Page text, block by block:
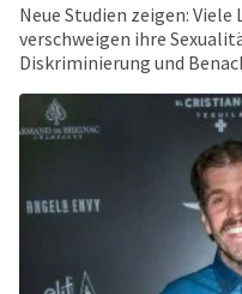
Neue Studien zeigen:
verschweigen ihre
Diskriminierung und